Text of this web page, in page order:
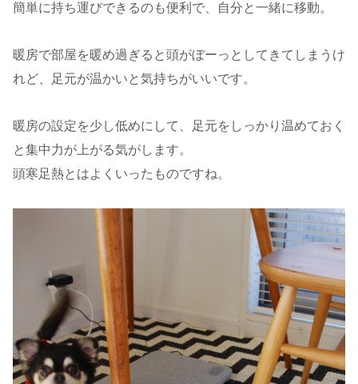
簡単に持ち運びできるのも便利で、自分と一緒に移動。
暖房で部屋を暖め過ぎると頭がぼーっとしてきてしまうけ
れど、足元が温かいと気持ちがいいです。
暖房の設定を少し低めにして、足元をしっかり温めておく
と集中力が上がる気がします。
頭寒足熱とはよくいったものですね。